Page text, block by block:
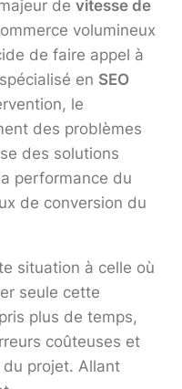
de vitesse de
volumineux
de faire appel à
en SEO
le
des problèmes
des solutions
performance du
de conversion du
situation à celle où
seule cette
plus de temps,
coûteuses et
projet. Allant